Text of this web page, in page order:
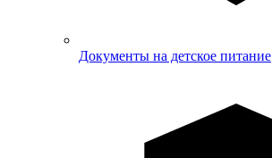
Документы на детское питание